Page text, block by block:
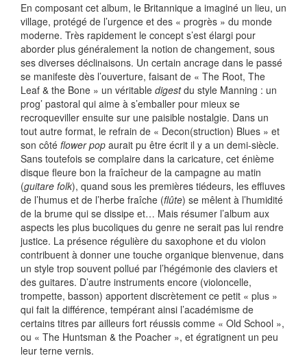
En composant cet album, le Britannique a imaginé un lieu, un
village, protégé de l’urgence et des « progrès » du monde
moderne. Très rapidement le concept s’est élargi pour
aborder plus généralement la notion de changement, sous
ses diverses déclinaisons. Un certain ancrage dans le passé
se manifeste dès l’ouverture, faisant de « The Root, The
Leaf & the Bone » un véritable digestdu style Manning : un
prog’ pastoral qui aime à s’emballer pour mieux se
recroqueviller ensuite sur une paisible nostalgie. Dans un
tout autre format, le refrain de « Decon(struction) Blues » et
son côté flower pop aurait pu être écrit il y a un demi-siècle.
Sans toutefois se complaire dans la caricature, cet énième
disque fleure bon la fraîcheur de la campagne au matin
(guitare folk), quand sous les premières tiédeurs, les effluves
de l’humus et de l’herbe fraîche (flûte) se mêlent à l’humidité
de la brume qui se dissipe et… Mais résumer l’album aux
aspects les plus bucoliques du genre ne serait pas lui rendre
justice. La présence régulière du saxophone et du violon
contribuent à donner une touche organique bienvenue, dans
un style trop souvent pollué par l’hégémonie des claviers et
des guitares. D’autre instruments encore (violoncelle,
trompette, basson) apportent discrètement ce petit « plus »
qui fait la différence, tempérant ainsi l’académisme de
certains titres par ailleurs fort réussis comme « Old School »,
ou « The Huntsman & the Poacher », et égratignent un peu
leur terne vernis.